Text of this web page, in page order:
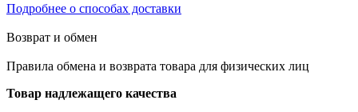
Подробнее о способах доставки
Возврат и обмен
Правила обмена и возврата товара для физических лиц
Товар надлежащего качества